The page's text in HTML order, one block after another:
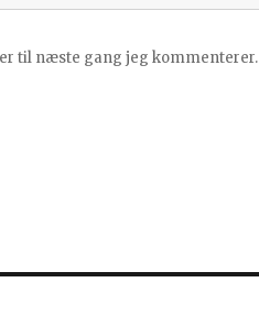
til næste gang jeg kommenterer.